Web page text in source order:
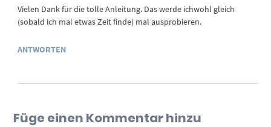
Vielen Dank für die tolle Anleitung. Das werde ichwohl gleich
(sobald ich mal etwas Zeit finde) mal ausprobieren.
ANTWORTEN
Füge einen Kommentar hinzu